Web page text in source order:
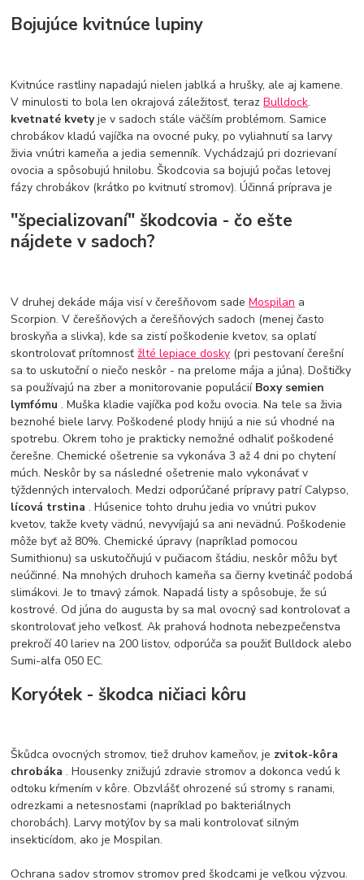
Bojujúce kvitnúce lupiny
Kvitnúce rastliny napadajú nielen jablká a hrušky, ale aj kamene.
V minulosti to bola len okrajová záležitosť, terazBulldock.
kvetnaté kvetyje v sadoch stále väčším problémom. Samice
chrobákov kladú vajíčka na ovocné puky, po vyliahnutí sa larvy
živia vnútri kameňa a jedia semenník. Vychádzajú pri dozrievaní
ovocia a spôsobujú hnilobu. Škodcovia sa bojujú počas letovej
fázy chrobákov (krátko po kvitnutí stromov). Účinná príprava je
"špecializovaní" škodcovia - čo ešte
nájdete v sadoch?
V druhej dekáde mája visí v čerešňovom sadeMospilan a
Scorpion. V čerešňových a čerešňových sadoch (menej často
broskyňa a slivka), kde sa zistí poškodenie kvetov, sa oplatí
skontrolovať prítomnosťžlté lepiace dosky (pri pestovaní čerešní
sa to uskutoční o niečo neskôr - na prelome mája a júna). Doštičky
sa používajú na zber a monitorovanie populácií Boxy semien
lymfómu. Muška kladie vajíčka pod kožu ovocia. Na tele sa živia
beznohé biele larvy. Poškodené plody hnijú a nie sú vhodné na
spotrebu. Okrem toho je prakticky nemožné odhaliť poškodené
čerešne. Chemické ošetrenie sa vykonáva 3 až 4 dni po chytení
múch. Neskôr by sa následné ošetrenie malo vykonávať v
týždenných intervaloch. Medzi odporúčané prípravy patrí Calypso,
lícová trstina. Húsenice tohto druhu jedia vo vnútri pukov
kvetov, takže kvety vädnú, nevyvíjajú sa ani nevädnú. Poškodenie
môže byť až 80%. Chemické úpravy (napríklad pomocou
Sumithionu) sa uskutočňujú v pučiacom štádiu, neskôr môžu byť
neúčinné. Na mnohých druhoch kameňa sa čierny kvetináč podobá
slimákovi. Je to tmavý zámok. Napadá listy a spôsobuje, že sú
kostrové. Od júna do augusta by sa mal ovocný sad kontrolovať a
skontrolovať jeho veľkosť. Ak prahová hodnota nebezpečenstva
prekročí 40 lariev na 200 listov, odporúča sa použiť Bulldock alebo
Sumi-alfa 050 EC.
Koryółek - škodca ničiaci kôru
Škůdca ovocných stromov, tiež druhov kameňov, je zvitok-kôra
chrobáka. Housenky znižujú zdravie stromov a dokonca vedú k
odtoku kŕmením v kôre. Obzvlášť ohrozené sú stromy s ranami,
odrezkami a netesnosťami (napríklad po bakteriálnych
chorobách). Larvy motýľov by sa mali kontrolovať silným
insekticídom, ako je Mospilan.
Ochrana sadov stromov stromov pred škodcami je veľkou výzvou.